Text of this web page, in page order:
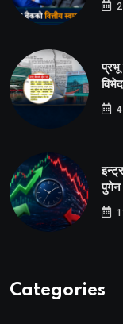
प्रभू
पुगेन
Categories